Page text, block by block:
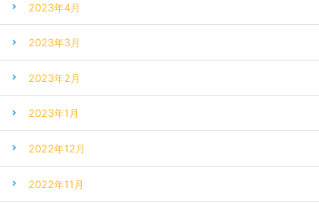
2023年4月
2023年3月
2023年2月
2023年1月
2022年12月
2022年11月